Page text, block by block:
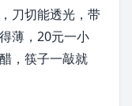
刀切能透光，带
薄，20元一小
，筷子一敲就